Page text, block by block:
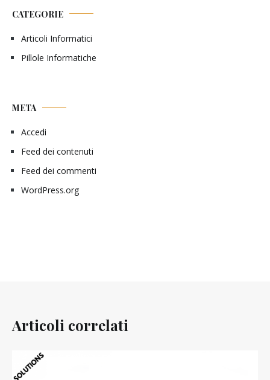
CATEGORIE
Articoli Informatici
Pillole Informatiche
META
Accedi
Feed dei contenuti
Feed dei commenti
WordPress.org
Articoli correlati